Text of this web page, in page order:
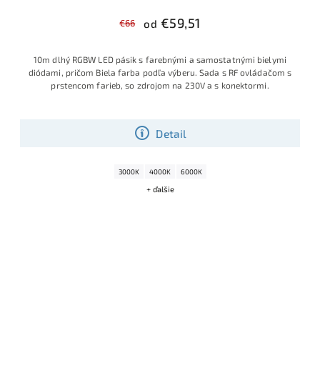
€66 od €59,51
Detail
10m dlhý RGBW LED pásik s farebnými a samostatnými bielymi
diódami, pričom Biela farba podľa výberu. Sada s RF ovládačom s
prstencom farieb, so zdrojom na 230V a s konektormi.
3000K 4000K 6000K
+ ďalšie